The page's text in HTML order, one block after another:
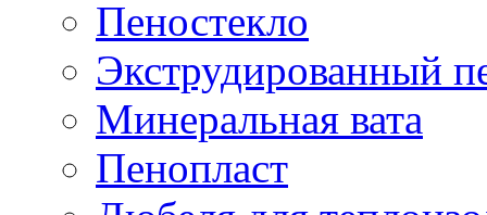
Пеностекло
Экструдированный
Минеральная вата
Пенопласт